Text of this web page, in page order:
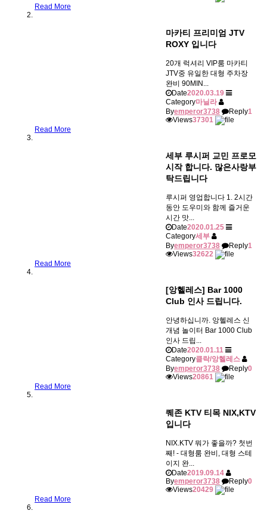
Read More
마카티 프리미엄 JTV
ROXY 입니다
20개 럭셔리 VIP룸 마카티
JTV중 유일한 대형 주차장
완비 90MIN...
Date2020.03.19
Category마닐라
Byemperor3738 Reply1
Views37301
Read More
세부 루시퍼 교민 프로모
시작 합니다. 많은사랑부
탁드립니다
루시퍼 영업합니다 1. 2시간
동안 도우미와 함께 즐거운
시간 맛...
Date2020.01.25
Category세부
Byemperor3738 Reply1
Views32622
Read More
[앙헬레스] Bar 1000
Club 인사 드립니다.
안녕하십니까. 앙헬레스 신
개념 놀이터 Bar 1000 Club
인사 드립...
Date2020.01.11
Category클락/앙헬레스
Byemperor3738 Reply0
Views20861
Read More
퀘존 KTV 티목 NIX,KTV
입니다
NIX.KTV 뭐가 좋을까? 첫번
째! - 대형룸 완비, 대형 스테
이지 완...
Date2019.09.14
Byemperor3738 Reply0
Views20429
Read More